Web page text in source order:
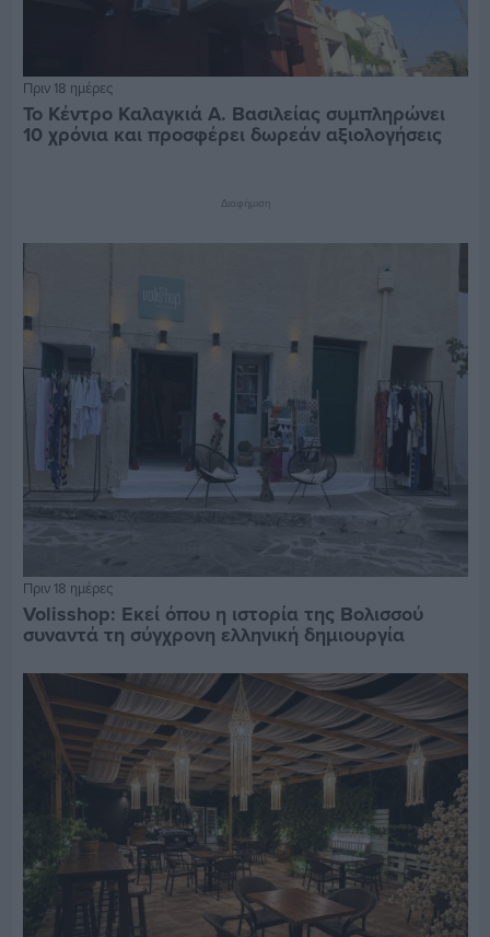
Πριν 18 ημέρες
Το Κέντρο Καλαγκιά Α. Βασιλείας συμπληρώνει
10 χρόνια και προσφέρει δωρεάν αξιολογήσεις
Διαφήμιση
Πριν 18 ημέρες
Volisshop: Εκεί όπου η ιστορία της Βολισσού
συναντά τη σύγχρονη ελληνική δημιουργία